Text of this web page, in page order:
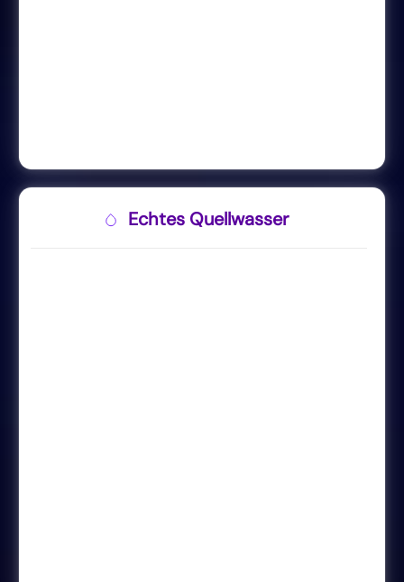
Echtes Quellwasser